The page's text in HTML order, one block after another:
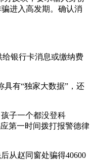
进入高发期。确认消
银行卡消息或缴纳费
有“独家大数据”，还
子一个都没登科
第一时间拨打报警德律
从赵同窗处骗得40600